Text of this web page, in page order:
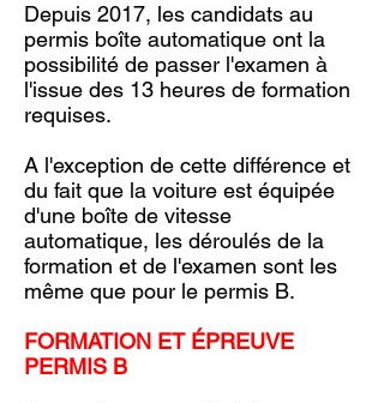
Depuis 2017, les candidats au
permis boîte automatique ont la
possibilité de passer l'examen à
l'issue des 13 heures de formation
requises.
A l'exception de cette différence et
du fait que la voiture est équipée
d'une boîte de vitesse
automatique, les déroulés de la
formation et de l'examen sont les
même que pour le permis B.
FORMATION ET ÉPREUVE
PERMIS B